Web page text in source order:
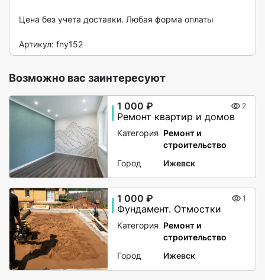
Цена без учета доставки. Любая форма оплаты
Артикул: fny152
Возможно вас заинтересуют
1 000 ₽ 2
Ремонт квартир и домов
Категория Ремонт и
строительство
Город
Ижевск
1 000 ₽ 1
Фундамент. Отмостки
Категория Ремонт и
строительство
Город
Ижевск